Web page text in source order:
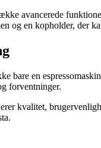
avancerede
og en kopholder, der
en
forventninger.
kvalitet,